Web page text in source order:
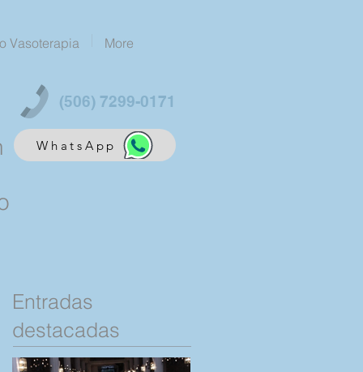
Vasoterapia More
(506) 7299-0171
WhatsApp
Entradas
destacadas